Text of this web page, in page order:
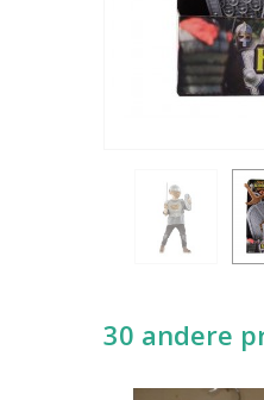
30 andere